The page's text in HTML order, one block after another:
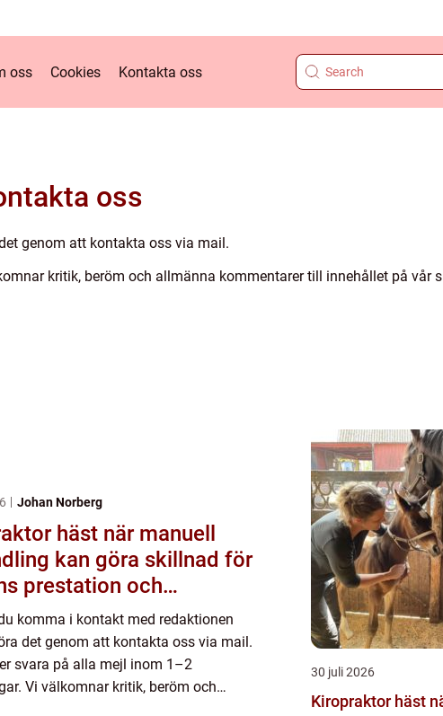
oss Cookies Kontakta oss
oss
genom att kontakta oss via mail.
kritik, beröm och allmänna kommentarer till innehållet på vår
Johan Norberg
häst när manuell
kan göra skillnad för
prestation och
komma i kontakt med redaktionen
det genom att kontakta oss via mail.
svara på alla mejl inom 1–2
Vi välkomnar kritik, beröm och
30 juli 2026
Kiropraktor häst när